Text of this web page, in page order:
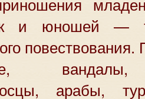
и юношей —
вандалы,
арабы,